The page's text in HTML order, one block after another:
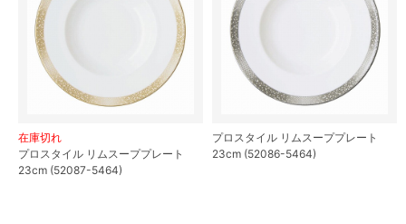
在庫切れ
プロスタイル リムスーププレート
23cm (52087-5464)
プロスタイル リムスーププレート
23cm (52086-5464)